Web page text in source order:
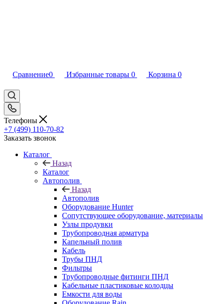
Сравнение0 Избранные товары 0 Корзина 0
Телефоны
+7 (499) 110-70-82
Заказать звонок
Каталог
Назад
Каталог
Автополив
Назад
Автополив
Оборудование Hunter
Сопутствующее оборудование, материалы
Узлы продувки
Трубопроводная арматура
Капельный полив
Кабель
Трубы ПНД
Фильтры
Трубопроводные фитинги ПНД
Кабельные пластиковые колодцы
Емкости для воды